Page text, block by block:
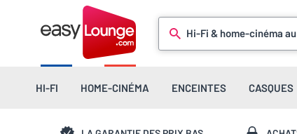
Hi-Fi & home-cinéma
HI-FI HOME-CINÉMA ENCEINTES CASQUES